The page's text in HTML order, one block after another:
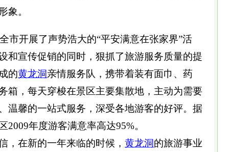
象。
开展了声势浩大的“平安满意在张家界”活
和宣传促销的同时，狠抓了旅游服务质量的提
的黄龙洞亲情服务队，携带着装有面巾、药
箱，每天穿梭在景区主要集散地，主动为需要
温馨的一站式服务，深受各地游客的好评。据
2009年度游客满意率高达95%。
，在新的一年来临的时候， 黄龙洞的旅游事业